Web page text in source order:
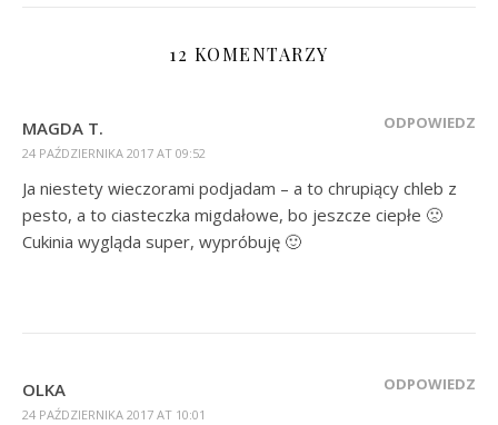
12 KOMENTARZY
MAGDA T.
24 PAŹDZIERNIKA 2017 AT 09:52
ODPOWIEDZ
Ja niestety wieczorami podjadam – a to chrupiący chleb z
pesto, a to ciasteczka migdałowe, bo jeszcze ciepłe 🙁
Cukinia wygląda super, wypróbuję 🙂
OLKA
24 PAŹDZIERNIKA 2017 AT 10:01
ODPOWIEDZ